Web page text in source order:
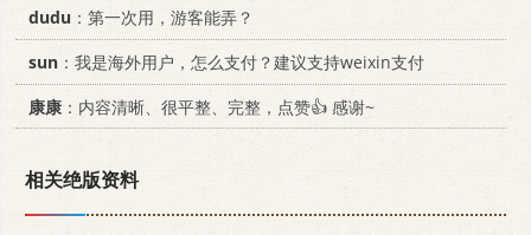
dudu ：第一次用，游客能弄？
sun ：我是海外用户，怎么支付？建议支持weixin支付
康康 ：内容清晰、很平整、完整，点赞👍 感谢~
相关绝版资料